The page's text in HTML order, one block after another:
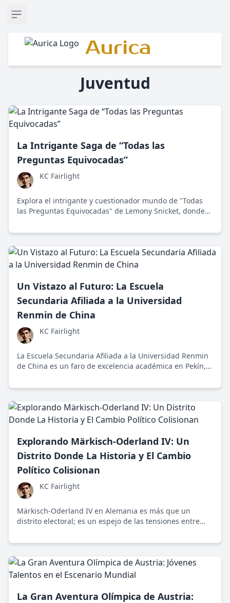
Open sidebar
Aurica
Juventud
La Intrigante Saga de “Todas las
Preguntas Equivocadas”
KC Fairlight
Explora el intrigante y cuestionador mundo de "Todas
las Preguntas Equivocadas" de Lemony Snicket, donde
un viaje a la imaginación infinita.
Un Vistazo al Futuro: La Escuela
Secundaria Afiliada a la Universidad
Renmin de China
KC Fairlight
La Escuela Secundaria Afiliada a la Universidad Renmin
de China es un faro de excelencia académica en Pekín,
innovadores. Fundada en 1950, promueve el desarrollo
competición académica que caracteriza a las
instituciones chinas.
Explorando Märkisch-Oderland IV: Un
Distrito Donde La Historia y El Cambio
Político Colisionan
KC Fairlight
Märkisch-Oderland IV en Alemania es más que un
distrito electoral; es un espejo de las tensiones entre
Generación Z están redefiniendo el panorama mediante
La Gran Aventura Olímpica de Austria: